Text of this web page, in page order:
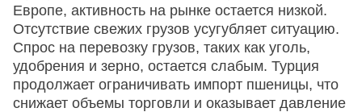
Европе, активность на рынке остается низкой.
Отсутствие свежих грузов усугубляет ситуацию.
Спрос на перевозку грузов, таких как уголь,
удобрения и зерно, остается слабым. Турция
продолжает ограничивать импорт пшеницы, что
снижает объемы торговли и оказывает давление